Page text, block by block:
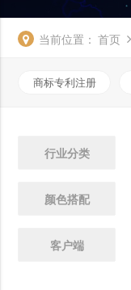
当前位置： 首页
商标专利注册
行业分类
颜色搭配
客户端